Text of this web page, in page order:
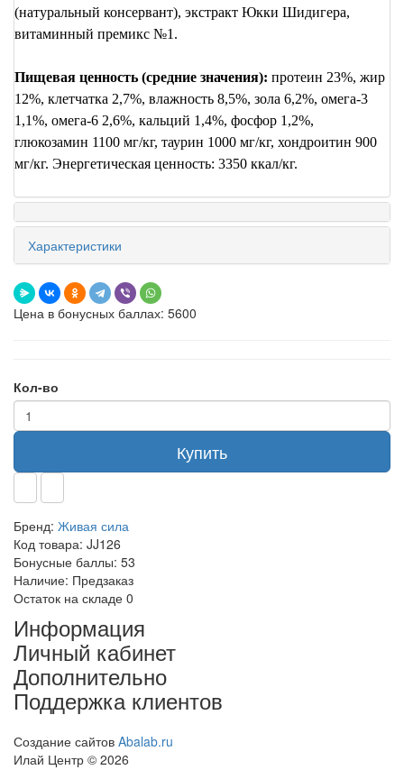
(натуральный консервант), экстракт Юкки Шидигера,
витаминный премикс №1.
Пищевая ценность (средние значения): протеин 23%, жир
12%, клетчатка 2,7%, влажность 8,5%, зола 6,2%, омега-3
1,1%, омега-6 2,6%, кальций 1,4%, фосфор 1,2%,
глюкозамин 1100 мг/кг, таурин 1000 мг/кг, хондроитин 900
мг/кг. Энергетическая ценность: 3350 ккал/кг.
Характеристики
Цена в бонусных баллах: 5600
Кол-во
Купить
Бренд: Живая сила
Код товара: JJ126
Бонусные баллы: 53
Наличие: Предзаказ
Остаток на складе 0
Информация
Личный кабинет
Дополнительно
Поддержка клиентов
Создание сайтов Abalab.ru
Илай Центр © 2026